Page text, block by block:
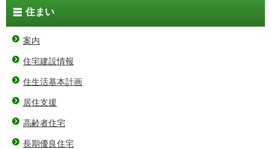
住まい
案内
住宅建設情報
住生活基本計画
居住支援
高齢者住宅
長期優良住宅